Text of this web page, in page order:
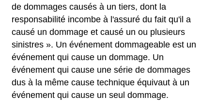
de dommages causés à un tiers, dont la
responsabilité incombe à l'assuré du fait qu'il a
causé un dommage et causé un ou plusieurs
sinistres ». Un événement dommageable est un
événement qui cause un dommage. Un
événement qui cause une série de dommages
dus à la même cause technique équivaut à un
événement qui cause un seul dommage.